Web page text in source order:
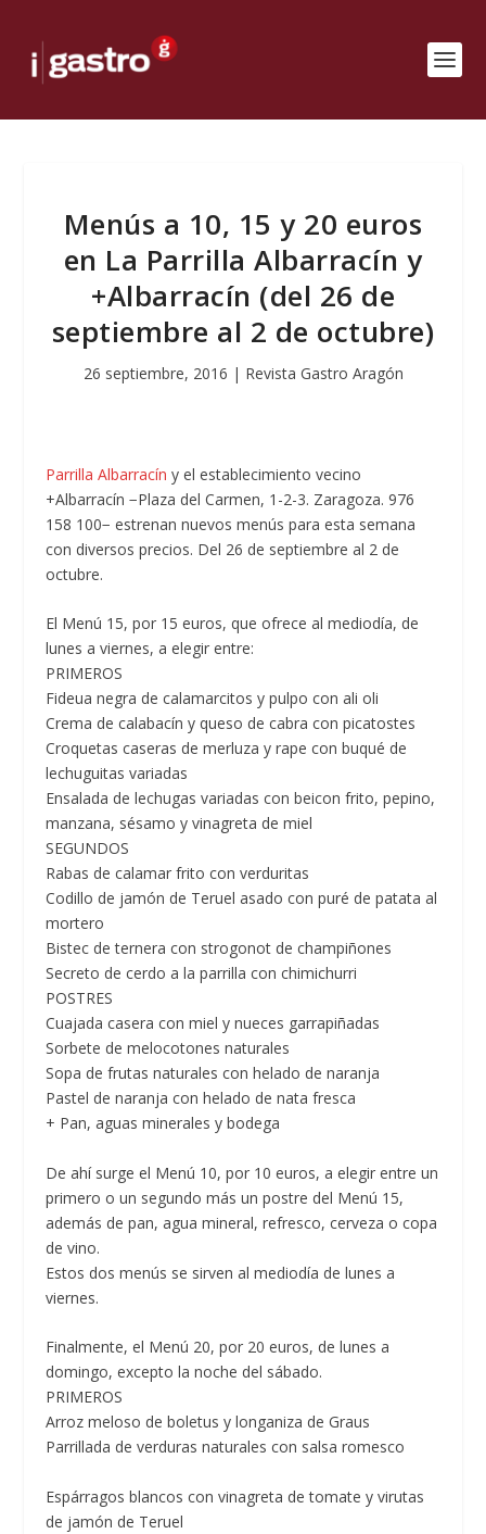
Menús a 10, 15 y 20 euros
en La Parrilla Albarracín y
+Albarracín (del 26 de
septiembre al 2 de octubre)
26 septiembre, 2016 | Revista Gastro Aragón
Parrilla Albarracín y el establecimiento vecino
+Albarracín −Plaza del Carmen, 1-2-3. Zaragoza. 976
158 100− estrenan nuevos menús para esta semana
con diversos precios. Del 26 de septiembre al 2 de
octubre.
El Menú 15, por 15 euros, que ofrece al mediodía, de
lunes a viernes, a elegir entre:
PRIMEROS
Fideua negra de calamarcitos y pulpo con ali oli
Crema de calabacín y queso de cabra con picatostes
Croquetas caseras de merluza y rape con buqué de
lechuguitas variadas
Ensalada de lechugas variadas con beicon frito, pepino,
manzana, sésamo y vinagreta de miel
SEGUNDOS
Rabas de calamar frito con verduritas
Codillo de jamón de Teruel asado con puré de patata al
mortero
Bistec de ternera con strogonot de champiñones
Secreto de cerdo a la parrilla con chimichurri
POSTRES
Cuajada casera con miel y nueces garrapiñadas
Sorbete de melocotones naturales
Sopa de frutas naturales con helado de naranja
Pastel de naranja con helado de nata fresca
+ Pan, aguas minerales y bodega
De ahí surge el Menú 10, por 10 euros, a elegir entre un
primero o un segundo más un postre del Menú 15,
además de pan, agua mineral, refresco, cerveza o copa
de vino.
Estos dos menús se sirven al mediodía de lunes a
viernes.
Finalmente, el Menú 20, por 20 euros, de lunes a
domingo, excepto la noche del sábado.
PRIMEROS
Arroz meloso de boletus y longaniza de Graus
Parrillada de verduras naturales con salsa romesco
Espárragos blancos con vinagreta de tomate y virutas
de jamón de Teruel